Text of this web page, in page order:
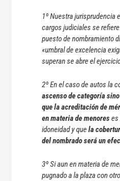
1º Nuestra jurisprudencia
cargos judiciales se
puesto de nombramiento
«umbral de excelencia
superan se abre el
2º En el caso de autos la
ascenso de categoría
que la acreditación de
en materia de menoreses
idoneidad y quela
del nombrado será un
3º Si aun en materia de
pugnado a la plaza con